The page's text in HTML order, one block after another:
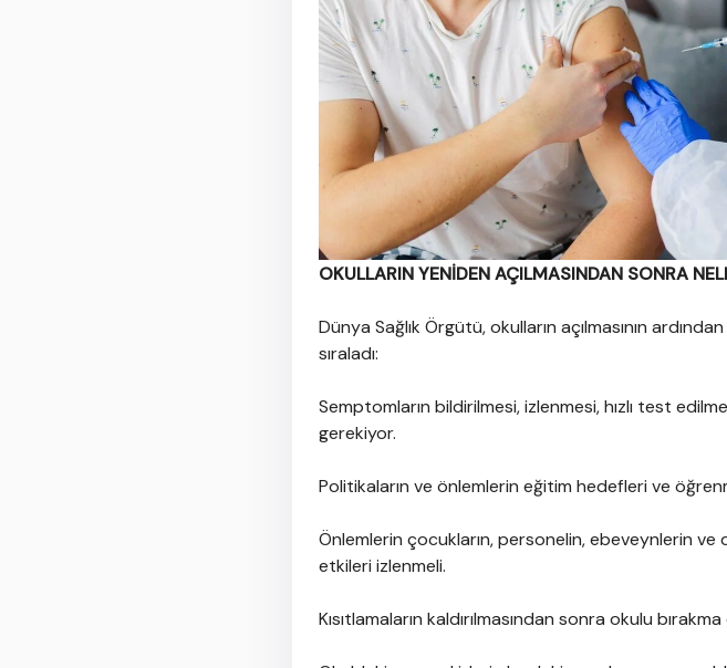
OKULLARIN YENİDEN AÇILMASINDAN SONRA
Dünya Sağlık Örgütü, okulların açılmasının
sıraladı:
Semptomların bildirilmesi, izlenmesi, hızlı test
gerekiyor.
Politikaların ve önlemlerin eğitim hedefleri ve
Önlemlerin çocukların, personelin, ebeveynlerin ve
etkileri izlenmeli.
Kısıtlamaların kaldırılmasından sonra okulu